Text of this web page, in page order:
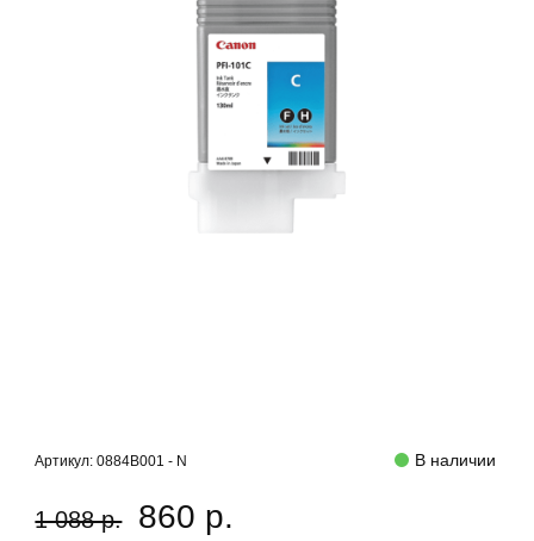
Артикул:0884B001 - N В наличии
1 088 р. 860 р.